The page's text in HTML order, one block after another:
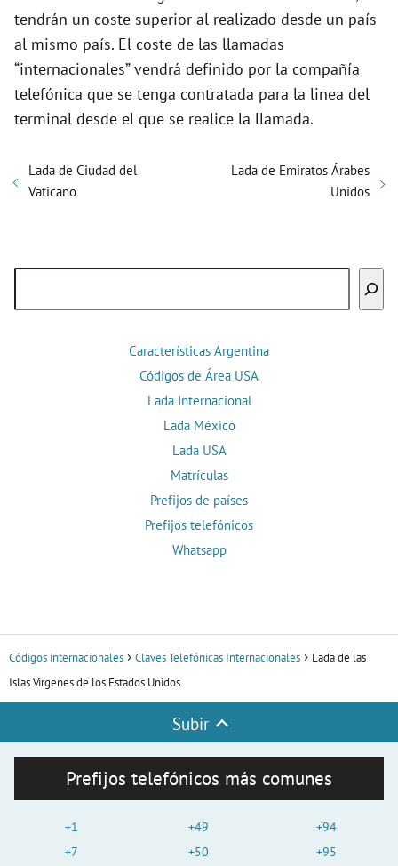
tendrán un coste superior al realizado desde un país
al mismo país. El coste de las llamadas
“internacionales” vendrá definido por la compañía
telefónica que se tenga contratada para la linea del
terminal desde el que se realice la llamada.
Lada de Ciudad del
Vaticano
Lada de Emiratos Árabes
Unidos
Características Argentina
Códigos de Área USA
Lada Internacional
Lada México
Lada USA
Matrículas
Prefijos de países
Prefijos telefónicos
Whatsapp
Códigos internacionales Claves Telefónicas Internacionales
Lada de las
Islas Vírgenes de los Estados Unidos
Subir
Prefijos telefónicos más comunes
+1
+7
+49
+50
+94
+95